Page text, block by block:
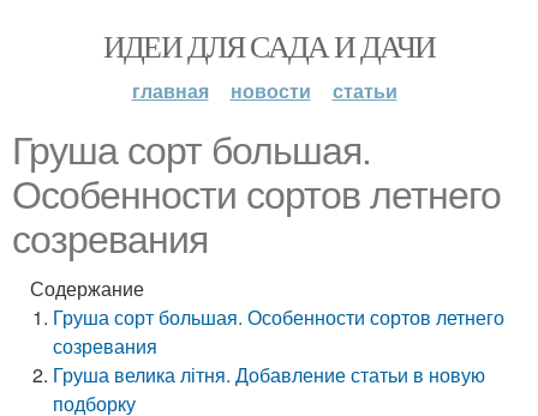
ИДЕИ ДЛЯ САДА И ДАЧИ
главная новости статьи
Груша сорт большая.
Особенности сортов летнего
созревания
Содержание
Груша сорт большая. Особенности сортов летнего
созревания
Груша велика літня. Добавление статьи в новую
подборку